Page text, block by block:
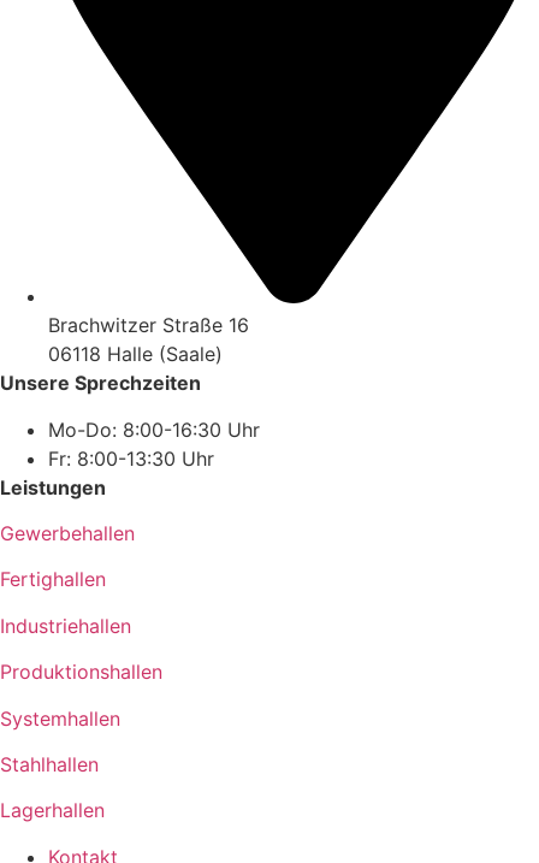
Brachwitzer Straße 16
06118 Halle (Saale)
Unsere Sprechzeiten
Mo-Do: 8:00-16:30 Uhr
Fr: 8:00-13:30 Uhr
Leistungen
Gewerbehallen
Fertighallen
Industriehallen
Produktionshallen
Systemhallen
Stahlhallen
Lagerhallen
Kontakt